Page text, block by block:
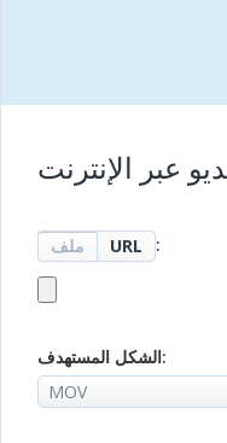
عبر الإنترنت
ملف URL :
الشكل المستهدف: